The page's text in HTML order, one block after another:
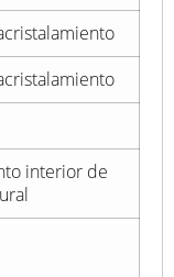
interior de